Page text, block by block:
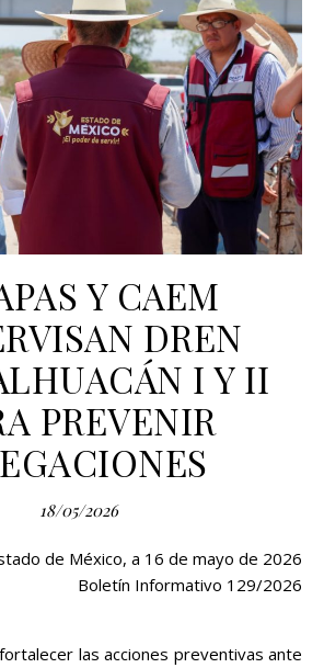
Y CAEM
DREN
I Y II
PREVENIR
18/05/2026
de México, a 16 de mayo de 2026
Boletín Informativo 129/2026
las acciones preventivas ante